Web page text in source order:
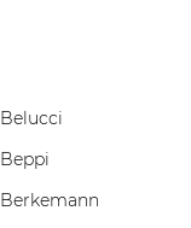
Belucci
Beppi
Berkemann